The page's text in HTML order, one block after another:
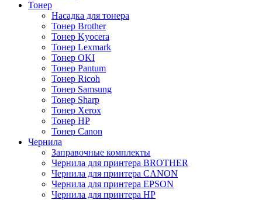
Тонер
Насадка для тонера
Тонер Brother
Тонер Kyocera
Тонер Lexmark
Тонер OKI
Тонер Pantum
Тонер Ricoh
Тонер Samsung
Тонер Sharp
Тонер Xerox
Тонер НР
Тонер Саnon
Чернила
Заправочные комплекты
Чернила для принтера BROTHER
Чернила для принтера CANON
Чернила для принтера EPSON
Чернила для принтера HP